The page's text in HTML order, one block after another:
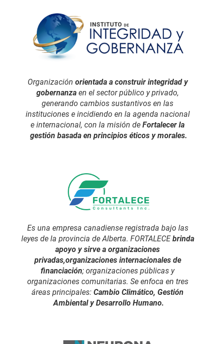
Organización orientada a construir integridad y
gobernanza en el sector público y privado,
generando cambios sustantivos en las
instituciones e incidiendo en la agenda nacional
e internacional, con la misión de Fortalecer la
gestión basada en principios éticos y morales.
Es una empresa canadiense registrada bajo las
leyes de la provincia de Alberta. FORTALECE brinda
apoyo y sirve a organizaciones
privadas,organizaciones internacionales de
financiación; organizaciones públicas y
organizaciones comunitarias. Se enfoca en tres
áreas principales: Cambio Climático, Gestión
Ambiental y Desarrollo Humano.